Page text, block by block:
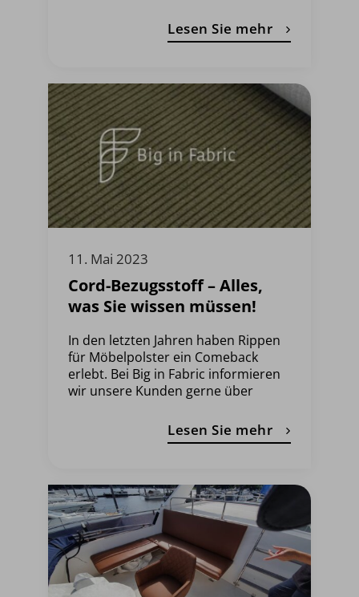
Lesen Sie mehr
Cord-Bezugsstoff – Alles,
was Sie wissen müssen!
11. Mai 2023
In den letzten Jahren haben Rippen
für Möbelpolster ein Comeback
erlebt. Bei Big in Fabric informieren
wir unsere Kunden gerne über
Lesen Sie mehr